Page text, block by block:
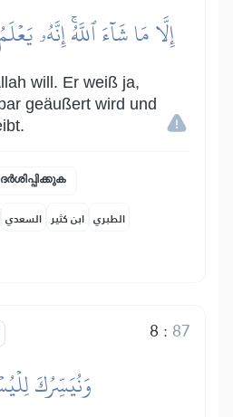
إِلَّا مَا شَآءَ ٱللَّهُۚ إِنَّهُۥ
will. Er weiß ja,
geäußert wird und
السعدي ابن كثير الطبري
8 : 87
وَنُيَسِّرُكَ